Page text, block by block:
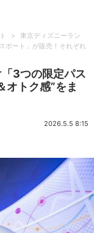
>
東京ディズニーラン
ポート」が販売！それぞれ
「3つの限定パス
オトク感”をま
2026.5.5 8:15